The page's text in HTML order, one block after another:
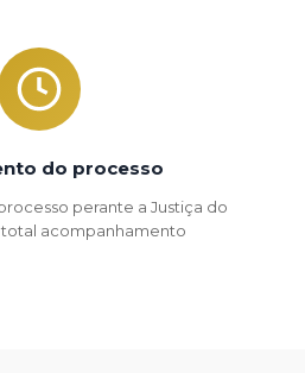
do processo
perante a Justiça do
acompanhamento